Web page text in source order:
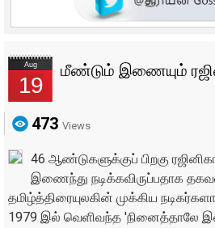
Aug
19
மீண்டும் இணையும்
473 Views
46 ஆண்டுகளுக்குப் பிறகு
இணைந்து நடிக்கவிருப்பதாக
தமிழ்த்திரையுலகின் முக்கிய
1979 இல் வெளிவந்த 'நினைத்தாலே